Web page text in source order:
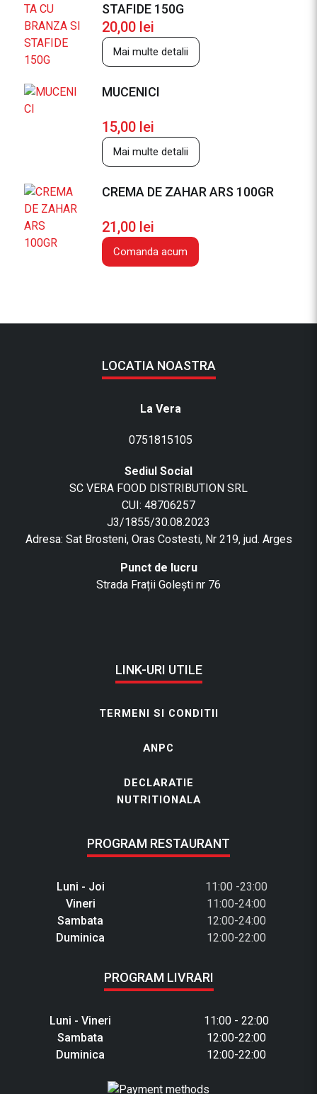
I
E
5
STAFIDE 150G
20,00 lei
Mai multe detalii
MUCENICI
15,00 lei
Mai multe detalii
CREMA DE ZAHAR ARS 100GR
21,00 lei
Comanda acum
LOCATIA NOASTRA
La Vera
0751815105
Sediul Social
SC VERA FOOD DISTRIBUTION SRL
CUI: 48706257
J3/1855/30.08.2023
Adresa: Sat Brosteni, Oras Costesti, Nr 219, jud. Arges
Punct de lucru
Strada Frații Golești nr 76
LINK-URI UTILE
TERMENI SI CONDITII
ANPC
DECLARATIE
NUTRITIONALA
PROGRAM RESTAURANT
Luni - Joi
11:00 -23:00
Vineri
11:00-24:00
Sambata
12:00-24:00
Duminica
12:00-22:00
PROGRAM LIVRARI
Luni - Vineri
11:00 - 22:00
Sambata
12:00-22:00
Duminica
12:00-22:00